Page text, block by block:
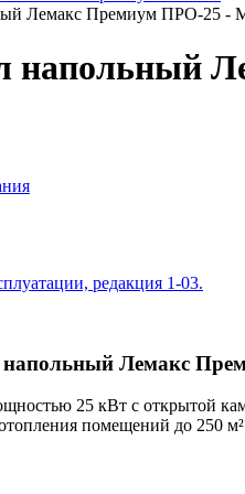
Лемакс Премиум ПРО-25 -
напольный
редакция 1-03.
напольный Лемакс
25 кВт с открытой
помещений до 250